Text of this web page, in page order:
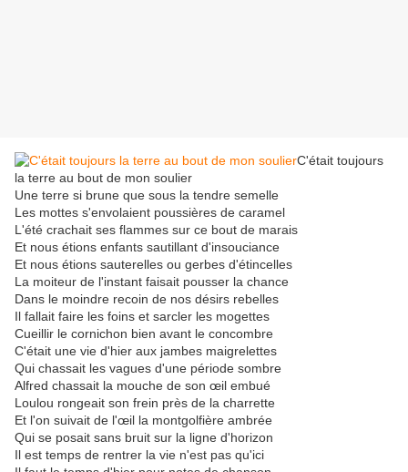
C'était toujours
la terre au bout de mon soulier
Une terre si brune que sous la tendre semelle
Les mottes s'envolaient poussières de caramel
L'été crachait ses flammes sur ce bout de marais
Et nous étions enfants sautillant d'insouciance
Et nous étions sauterelles ou gerbes d'étincelles
La moiteur de l'instant faisait pousser la chance
Dans le moindre recoin de nos désirs rebelles
Il fallait faire les foins et sarcler les mogettes
Cueillir le cornichon bien avant le concombre
C'était une vie d'hier aux jambes maigrelettes
Qui chassait les vagues d'une période sombre
Alfred chassait la mouche de son œil embué
Loulou rongeait son frein près de la charrette
Et l'on suivait de l'œil la montgolfière ambrée
Qui se posait sans bruit sur la ligne d'horizon
Il est temps de rentrer la vie n'est pas qu'ici